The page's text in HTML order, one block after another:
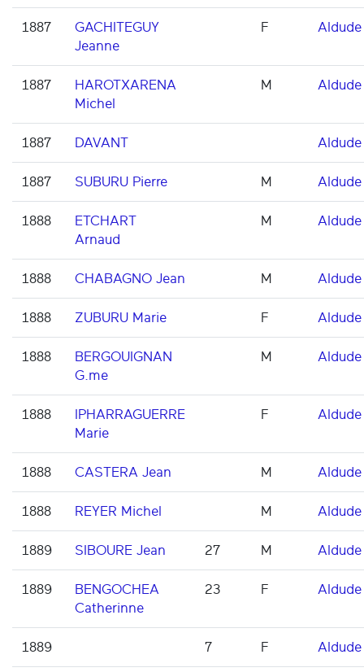
1887
GACHITEGUY
Jeanne
F Aldude
1887
HAROTXARENA
Michel
M Aldude
1887 DAVANT Aldude
1887 SUBURU Pierre M Aldude
1888
ETCHART
Arnaud
M Aldude
1888 CHABAGNO Jean M Aldude
1888 ZUBURU Marie F Aldude
1888
BERGOUIGNAN
G.me
M Aldude
1888
IPHARRAGUERRE
Marie
F Aldude
1888 CASTERA Jean M Aldude
1888 REYER Michel M Aldude
1889 SIBOURE Jean 27 M Aldude
1889
BENGOCHEA
Catherinne
23 F Aldude
1889 7 F Aldude